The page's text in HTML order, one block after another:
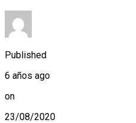
Published
6 años ago
on
23/08/2020